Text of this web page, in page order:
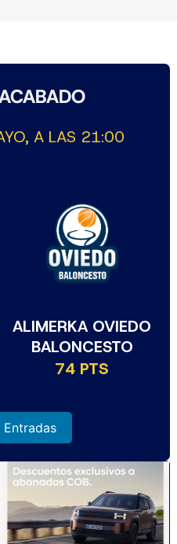
A LAS 21:00
ALIMERKA OVIEDO
BALONCESTO
74 PTS